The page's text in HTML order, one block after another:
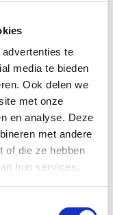
te
media te bieden
Ook delen we
met onze
en analyse. Deze
met andere
of die ze hebben
hun services.
G-sporters op
je verschillende
voor een